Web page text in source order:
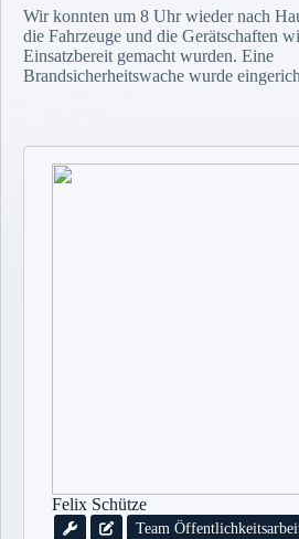
Wir konnten um 8 Uhr wieder nach
die Fahrzeuge und die Gerätschaften
Einsatzbereit gemacht wurden. Eine
Brandsicherheitswache wurde
Felix Schütze
Team